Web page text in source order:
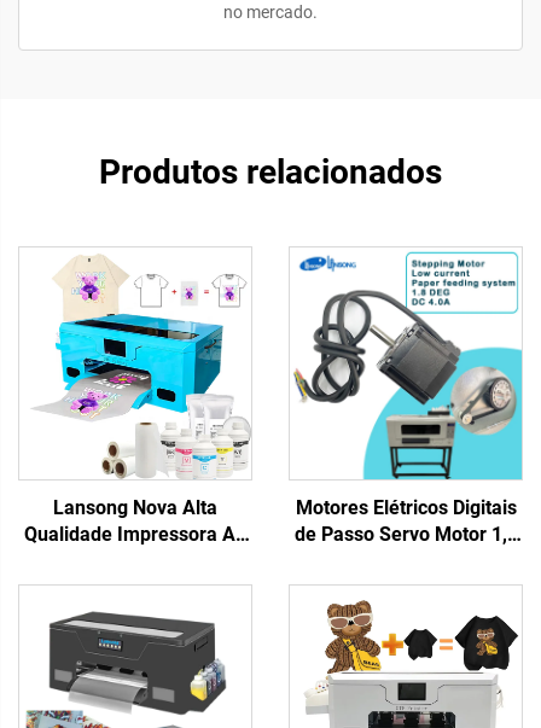
no mercado.
Produtos relacionados
Lansong Nova Alta
Qualidade Impressora A3
Impressão Máquina de
Transferência Automática
para Camisetas com
Garantia de 1 Ano para
Pequenas Empresas
Motores Elétricos Digitais
de Passo Servo Motor 1,8
Motor de Passo para
Impressora DTF Motor de
Passo para Impressora UV
Impressora Dtf